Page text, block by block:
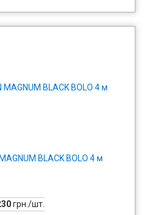
BLACK BOLO 4 м
грн./шт.